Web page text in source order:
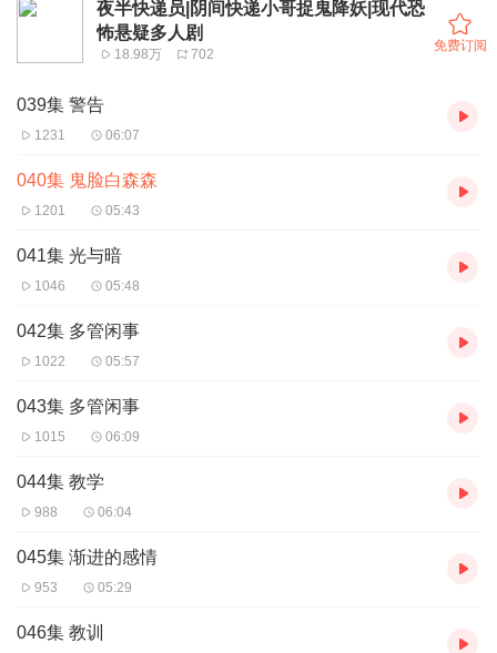
夜半快递员|阴间快递小哥捉鬼降妖|现代恐
怖悬疑多人剧
18.98万 702
免费订阅
039集 警告
1231 06:07
040集 鬼脸白森森
1201 05:43
041集 光与暗
1046 05:48
042集 多管闲事
1022 05:57
043集 多管闲事
1015 06:09
044集 教学
988 06:04
045集 渐进的感情
953 05:29
046集 教训